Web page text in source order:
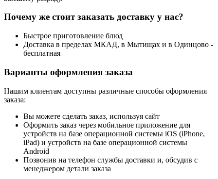
Почему же стоит заказать доставку у нас?
Быстрое приготовление блюд
Доставка в пределах МКАД, в Мытищах и в Одинцово -
бесплатная
Варианты оформления заказа
Нашим клиентам доступны различные способы оформления
заказа:
Вы можете сделать заказ, используя сайт
Оформить заказ через мобильное приложение для
устройств на базе операционной системы iOS (iPhone,
iPad) и устройств на базе операционной системы
Android
Позвонив на телефон службы доставки и, обсудив с
менеджером детали заказа